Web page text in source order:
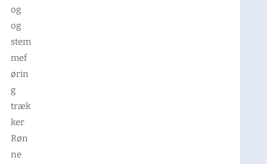
og
og
stem
mef
ørin
g
træk
ker
Røn
ne